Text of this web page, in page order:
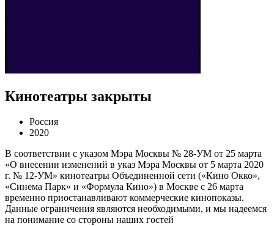
Кинотеатры закрыты
Россия
2020
В соответствии с указом Мэра Москвы № 28-УМ от 25 марта
«О внесении изменений в указ Мэра Москвы от 5 марта 2020
г. № 12-УМ» кинотеатры Объединенной сети («Кино Окко»,
«Синема Парк» и «Формула Кино») в Москве с 26 марта
временно приостанавливают коммерческие кинопоказы.
Данные ограничения являются необходимыми, и мы надеемся
на понимание со стороны наших гостей